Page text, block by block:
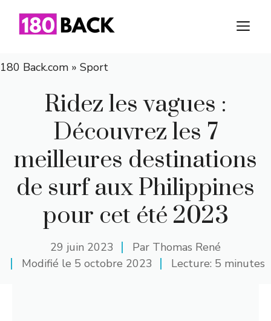
180 Back.com » Sport
Ridez les vagues :
Découvrez les 7
meilleures destinations
de surf aux Philippines
pour cet été 2023
29 juin 2023 Par Thomas René
Modifié le 5 octobre 2023 Lecture: 5 minutes